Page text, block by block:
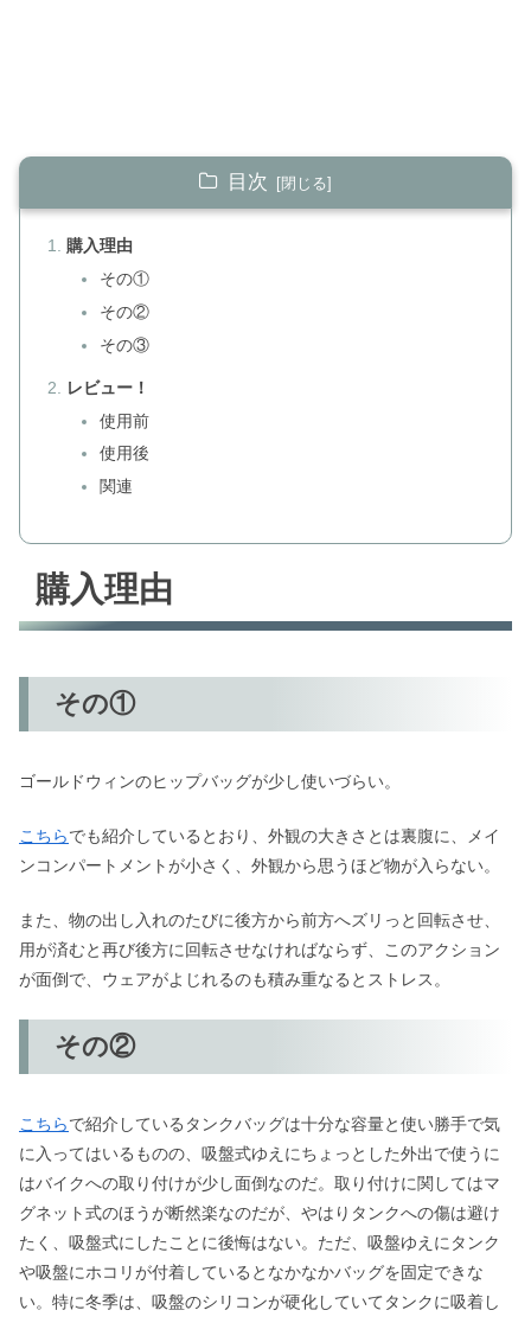
目次
購入理由
その①
その②
その③
レビュー！
使用前
使用後
関連
購入理由
その①
ゴールドウィンのヒップバッグが少し使いづらい。
こちらでも紹介しているとおり、外観の大きさとは裏腹に、メイ
ンコンパートメントが小さく、外観から思うほど物が入らない。
また、物の出し入れのたびに後方から前方へズリっと回転させ、
用が済むと再び後方に回転させなければならず、このアクション
が面倒で、ウェアがよじれるのも積み重なるとストレス。
その②
こちらで紹介しているタンクバッグは十分な容量と使い勝手で気
に入ってはいるものの、吸盤式ゆえにちょっとした外出で使うに
はバイクへの取り付けが少し面倒なのだ。取り付けに関してはマ
グネット式のほうが断然楽なのだが、やはりタンクへの傷は避け
たく、吸盤式にしたことに後悔はない。ただ、吸盤ゆえにタンク
や吸盤にホコリが付着しているとなかなかバッグを固定できな
い。特に冬季は、吸盤のシリコンが硬化していてタンクに吸着し